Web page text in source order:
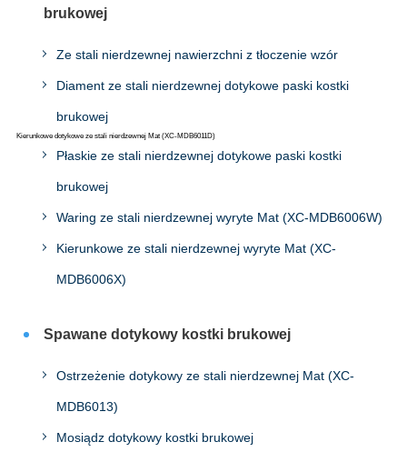
brukowej
Ze stali nierdzewnej nawierzchni z tłoczenie wzór
Diament ze stali nierdzewnej dotykowe paski kostki
brukowej
Kierunkowe dotykowe ze stali nierdzewnej Mat (XC-MDB6011D)
Płaskie ze stali nierdzewnej dotykowe paski kostki
brukowej
Waring ze stali nierdzewnej wyryte Mat (XC-MDB6006W)
Kierunkowe ze stali nierdzewnej wyryte Mat (XC-
MDB6006X)
Spawane dotykowy kostki brukowej
Ostrzeżenie dotykowy ze stali nierdzewnej Mat (XC-
MDB6013)
Mosiądz dotykowy kostki brukowej